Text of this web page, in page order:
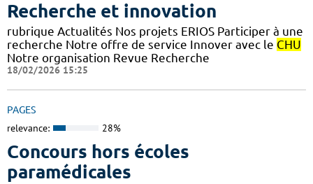
Recherche et innovation
rubrique Actualités Nos projets ERIOS Participer à une
recherche Notre offre de service Innover avec le CHU
Notre organisation Revue Recherche
18/02/2026 15:25
PAGES
relevance: 28%
Concours hors écoles
paramédicales